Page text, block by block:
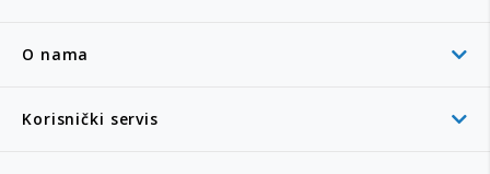
O nama
Korisnički servis